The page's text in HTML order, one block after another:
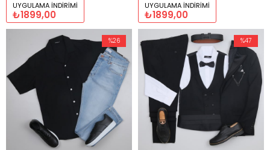
UYGULAMA İNDIRIMI
₺1899,00
UYGULAMA İNDIRIMI
₺1899,00
%26 %47